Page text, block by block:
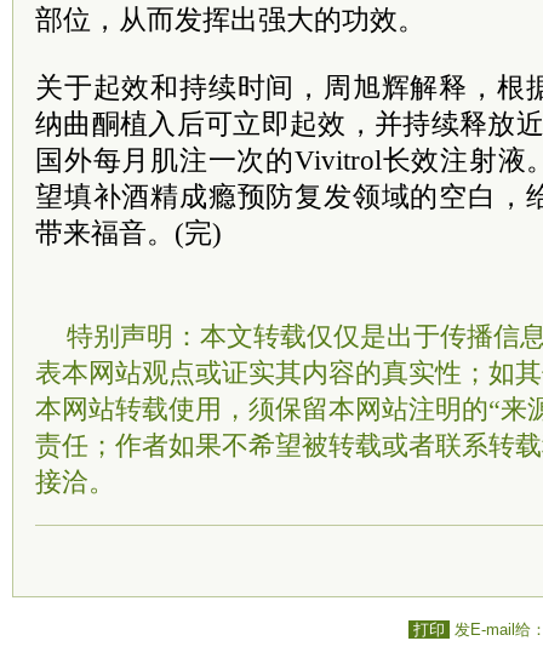
部位，从而发挥出强大的功效。
关于起效和持续时间，周旭辉解释，根
纳曲酮植入后可立即起效，并持续释放
国外每月肌注一次的Vivitrol长效注射液
望填补酒精成瘾预防复发领域的空白，
带来福音。(完)
特别声明：本文转载仅仅是出于传播信
表本网站观点或证实其内容的真实性；如
本网站转载使用，须保留本网站注明的“来
责任；作者如果不希望被转载或者联系转
接洽。
打印 发E-mail给